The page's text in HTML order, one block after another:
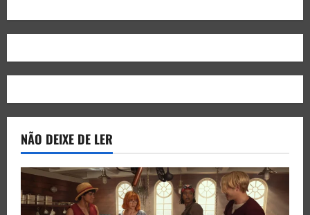
NÃO DEIXE DE LER